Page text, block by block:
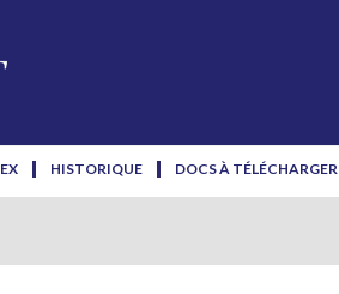
HISTORIQUE DOCS À TÉLÉCHARGER